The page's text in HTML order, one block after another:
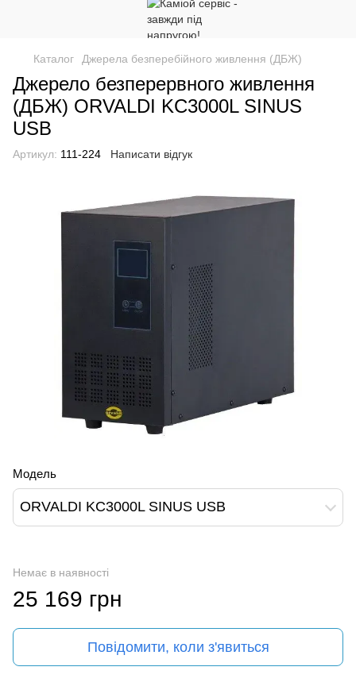
Каталог Джерела безперебійного живлення (ДБЖ)
Джерело безперервного живлення
(ДБЖ) ORVALDI KC3000L SINUS
USB
Артикул: 111-224 Написати відгук
Модель
ORVALDI KC3000L SINUS USB
Немає в наявності
25 169 грн
Повідомити, коли з'явиться